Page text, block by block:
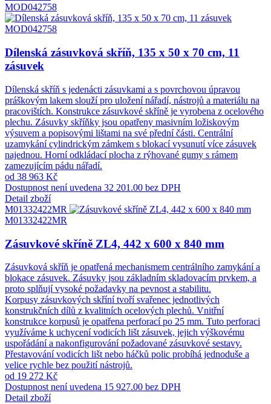
MOD042758
MOD042758
Dílenská zásuvková skříň, 135 x 50 x 70 cm, 11
zásuvek
Dílenská skříň s jedenácti zásuvkami a s povrchovou úpravou
práškovým lakem slouží pro uložení nářadí, nástrojů a materiálu na
pracovištích. Konstrukce zásuvkové skříně je vyrobena z ocelového
plechu. Zásuvky skříňky jsou opatřeny masivním ložiskovým
výsuvem a popisovými lištami na své přední části. Centrální
uzamykání cylindrickým zámkem s blokací vysunutí více zásuvek
najednou. Horní odkládací plocha z rýhované gumy s rámem
zamezujícím pádu nářadí.
od 38 963 Kč
Dostupnost není uvedena 32 201.00 bez DPH
Detail zboží
M01332422MR
M01332422MR
Zásuvkové skříně ZL4, 442 x 600 x 840 mm
Zásuvková skříň je opatřená mechanismem centrálního zamykání a
blokace zásuvek. Zásuvky jsou základním skladovacím prvkem, a
proto splňují vysoké požadavky na pevnost a stabilitu.
Korpusy zásuvkových skříní tvoří svařenec jednotlivých
konstrukčních dílů z kvalitních ocelových plechů. Vnitřní
konstrukce korpusů je opatřena perforací po 25 mm. Tuto perforaci
využíváme k uchycení vodicích lišt zásuvek, jejich výškovému
uspořádání a nakonfigurování požadované zásuvkové sestavy.
Přestavování vodicích lišt nebo háčků polic probíhá jednoduše a
velice rychle bez použití nástrojů.
od 19 272 Kč
Dostupnost není uvedena 15 927.00 bez DPH
Detail zboží